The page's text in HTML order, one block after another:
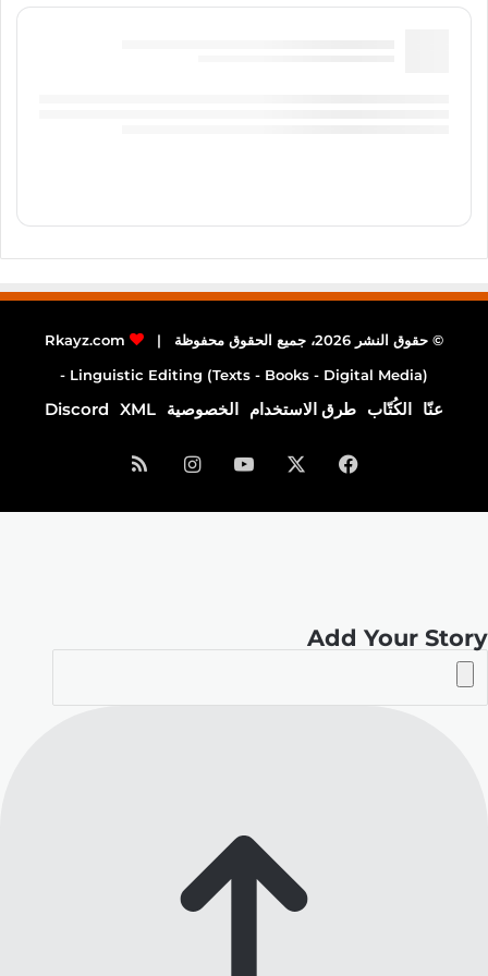
© حقوق النشر 2026، جميع الحقوق محفوظة |
Rkayz.com
Linguistic Editing (Texts - Books - Digital Media) -
عنّا الكُتّاب طرق الاستخدام الخصوصية XML
Discord
فيسبوك ‫YouTubeانستقرامملخص
الموقع
Add Your Story